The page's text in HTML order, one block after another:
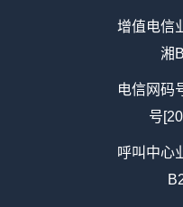
增值电信
湘
电信网码
号
呼叫中心